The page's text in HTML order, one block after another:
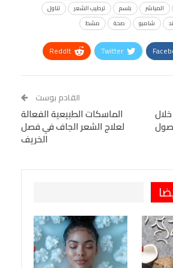
المباشر بلسم ترطيب الشعر
تناول
شامبو صحة مشط
Twitter
ReddIt
StumbleUpon
VK
BlackBerry
Viber
القادم بوست
الماسكات الطبيعية الفعالة
لعلاج الشعر الجاف في فصل
الخريف